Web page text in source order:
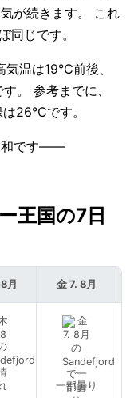
が続きます。 これ
同じです。
温は19°C前後、
。 参考までに、
26°Cです。
和です——
王国の7日
月 金 7. 8月
一部曇り